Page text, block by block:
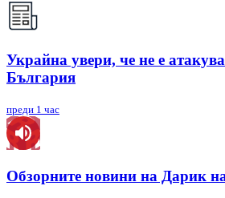
Украйна увери, че не е
България
преди 1 час
Обзорните новини на Дарик на